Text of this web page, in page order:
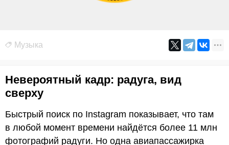
Музыка
Невероятный кадр: радуга, вид
сверху
Быстрый поиск по Instagram показывает, что там
в любой момент времени найдётся более 11 млн
фотографий радуги. Но одна авиапассажирка